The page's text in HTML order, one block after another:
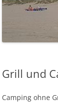
Grill und
Camping ohne